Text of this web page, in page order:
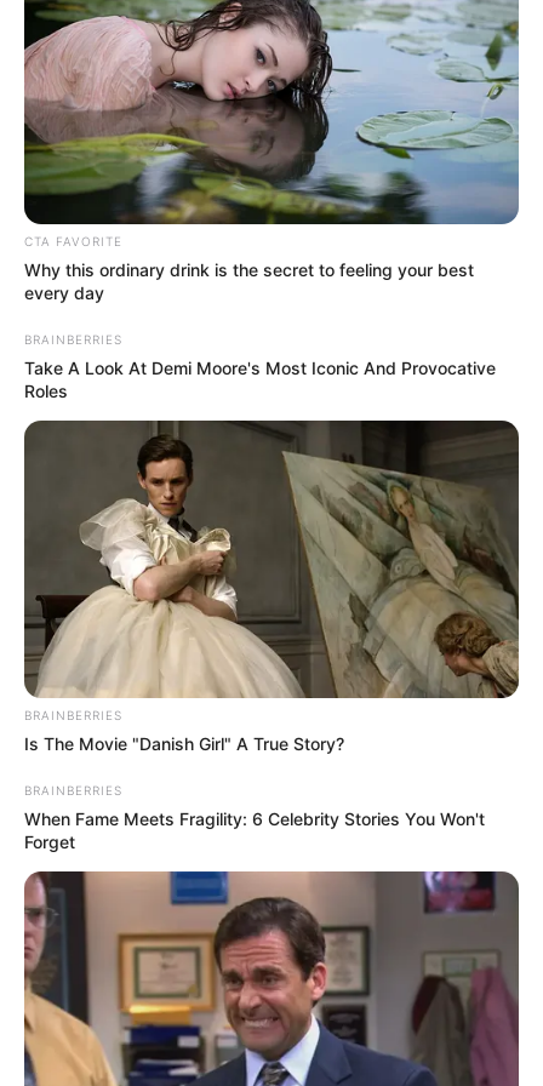
arrow_forward_ios Baca selengkapnya
Baca juga:
(Foto: instagram/wangyuwenph)
Biodata & Profil
CTA FAVORITE
Why this ordinary drink is the secret to feeling your best
every day
BRAINBERRIES
Take A Look At Demi Moore's Most Iconic And Provocative
Roles
BRAINBERRIES
Is The Movie "Danish Girl" A True Story?
BRAINBERRIES
When Fame Meets Fragility: 6 Celebrity Stories You Won't
Forget